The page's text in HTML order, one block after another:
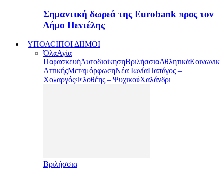
Σημαντική δωρεά της Eurobank προς τον
Δήμο Πεντέλης
ΥΠΟΛΟΙΠΟΙ ΔΗΜΟΙ
ΌλαΑγία
ΠαρασκευήΑυτοδιοίκησηΒριλήσσιαΑθλητικά
ΑττικήςΜεταμόρφωσηΝέα ΙωνίαΠαπάγος –
ΧολαργόςΦιλοθέης – ΨυχικούΧαλάνδρι
Βριλήσσια